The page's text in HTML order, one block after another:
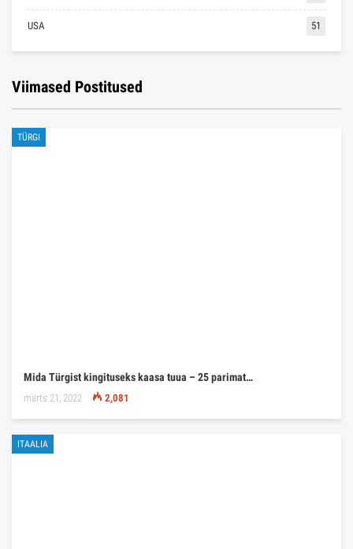
USA 51
Viimased Postitused
TÜRGI
Mida Türgist kingituseks kaasa tuua – 25 parimat…
märts 21, 2022 2,081
ITAALIA